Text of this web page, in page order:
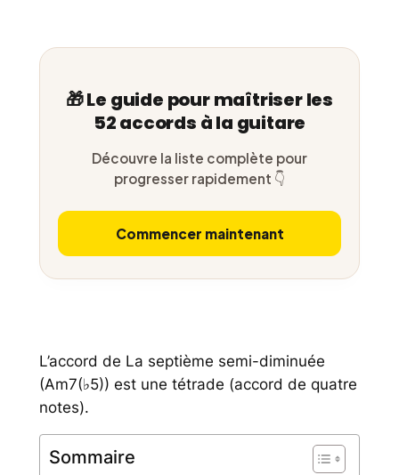
🎁 Le guide pour maîtriser les
52 accords à la guitare
Découvre la liste complète pour
progresser rapidement 👇
Commencer maintenant
L’accord de La septième semi-diminuée
(Am7(♭5)) est une tétrade (accord de quatre
notes).
Sommaire